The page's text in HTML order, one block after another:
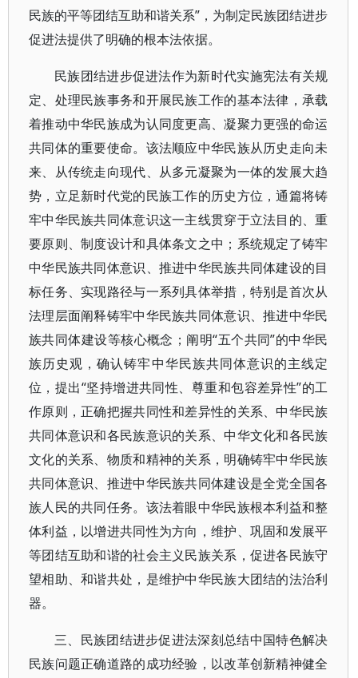
民族的平等团结互助和谐关系”，为制定民族团结进步
促进法提供了明确的根本法依据。
民族团结进步促进法作为新时代实施宪法有关规
定、处理民族事务和开展民族工作的基本法律，承载
着推动中华民族成为认同度更高、凝聚力更强的命运
共同体的重要使命。该法顺应中华民族从历史走向未
来、从传统走向现代、从多元凝聚为一体的发展大趋
势，立足新时代党的民族工作的历史方位，通篇将铸
牢中华民族共同体意识这一主线贯穿于立法目的、重
要原则、制度设计和具体条文之中；系统规定了铸牢
中华民族共同体意识、推进中华民族共同体建设的目
标任务、实现路径与一系列具体举措，特别是首次从
法理层面阐释铸牢中华民族共同体意识、推进中华民
族共同体建设等核心概念；阐明“五个共同”的中华民
族历史观，确认铸牢中华民族共同体意识的主线定
位，提出“坚持增进共同性、尊重和包容差异性”的工
作原则，正确把握共同性和差异性的关系、中华民族
共同体意识和各民族意识的关系、中华文化和各民族
文化的关系、物质和精神的关系，明确铸牢中华民族
共同体意识、推进中华民族共同体建设是全党全国各
族人民的共同任务。该法着眼中华民族根本利益和整
体利益，以增进共同性为方向，维护、巩固和发展平
等团结互助和谐的社会主义民族关系，促进各民族守
望相助、和谐共处，是维护中华民族大团结的法治利
器。
三、民族团结进步促进法深刻总结中国特色解决
民族问题正确道路的成功经验，以改革创新精神健全